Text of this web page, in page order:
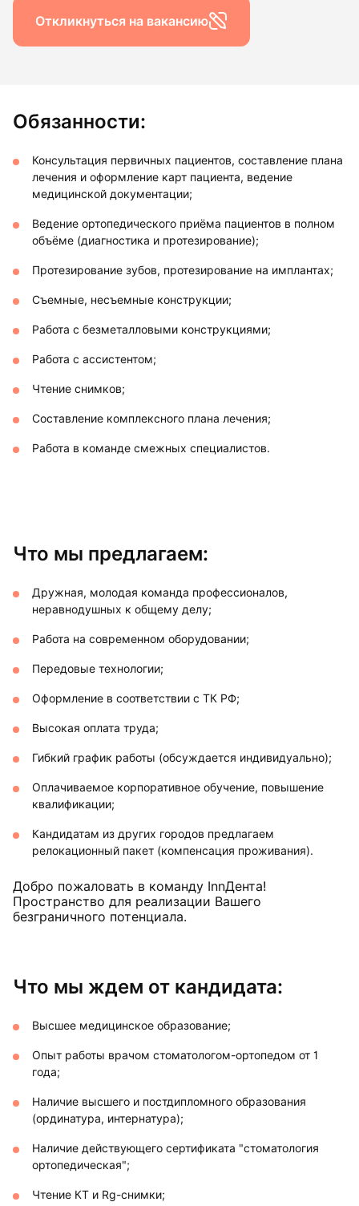
Откликнуться на вакансию
Обязанности:
Консультация первичных пациентов, составление плана
лечения и оформление карт пациента, ведение
медицинской документации;
Ведение ортопедического приёма пациентов в полном
объёме (диагностика и протезирование);
Протезирование зубов, протезирование на имплантах;
Съемные, несъемные конструкции;
Работа с безметалловыми конструкциями;
Работа с ассистентом;
Чтение снимков;
Составление комплексного плана лечения;
Работа в команде смежных специалистов.
Что мы предлагаем:
Дружная, молодая команда профессионалов,
неравнодушных к общему делу;
Работа на современном оборудовании;
Передовые технологии;
Оформление в соответствии с ТК РФ;
Высокая оплата труда;
Гибкий график работы (обсуждается индивидуально);
Оплачиваемое корпоративное обучение, повышение
квалификации;
Кандидатам из других городов предлагаем
релокационный пакет (компенсация проживания).
Добро пожаловать в команду InnДента!
Пространство для реализации Вашего
безграничного потенциала.
Что мы ждем от кандидата:
Высшее медицинское образование;
Опыт работы врачом стоматологом-ортопедом от 1
года;
Наличие высшего и постдипломного образования
(ординатура, интернатура);
Наличие действующего сертификата "стоматология
ортопедическая";
Чтение КТ и Rg-снимки;